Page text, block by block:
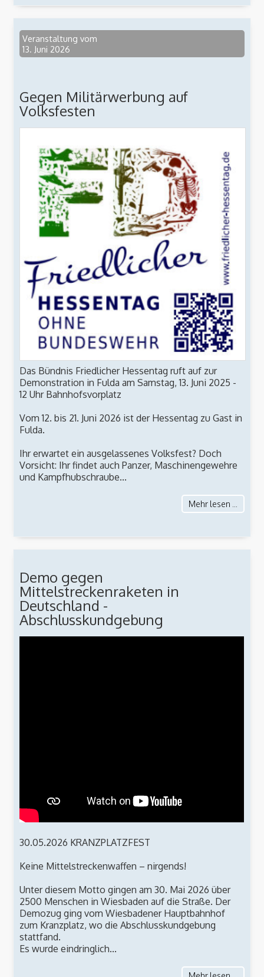
Veranstaltung vom
13. Juni 2026
Gegen Militärwerbung auf
Volksfesten
Das Bündnis Friedlicher Hessentag ruft auf zur
Demonstration in Fulda am Samstag, 13. Juni 2025 -
12 Uhr Bahnhofsvorplatz
Vom 12. bis 21. Juni 2026 ist der Hessentag zu Gast in
Fulda.
Ihr erwartet ein ausgelassenes Volksfest? Doch
Vorsicht: Ihr findet auch Panzer, Maschinengewehre
und Kampfhubschraube...
Mehr lesen ...
Demo gegen
Mittelstreckenraketen in
Deutschland -
Abschlusskundgebung
30.05.2026 KRANZPLATZFEST
Keine Mittelstreckenwaffen – nirgends!
Unter diesem Motto gingen am 30. Mai 2026 über
2500 Menschen in Wiesbaden auf die Straße. Der
Demozug ging vom Wiesbadener Hauptbahnhof
zum Kranzplatz, wo die Abschlusskundgebung
stattfand.
Es wurde eindringlich...